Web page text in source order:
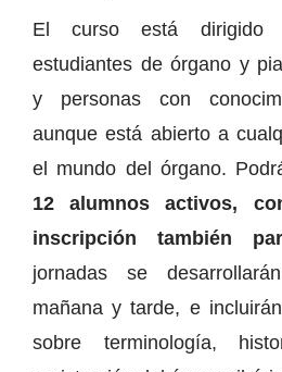
El curso está dirigido
estudiantes de órgano y
y personas con
aunque está abierto a
el mundo del órgano.
12 alumnos activos,
inscripción también
jornadas se
mañana y tarde, e
sobre terminología,